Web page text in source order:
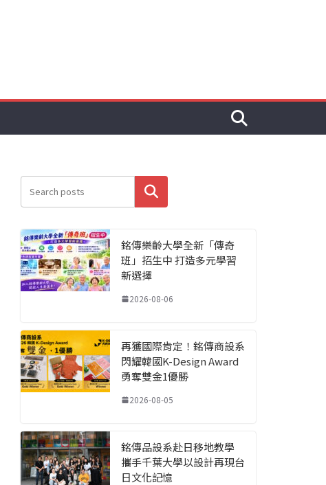
搜尋
銘傳樂齡大學全新「傳奇
班」招生中 打造多元學習
新選擇
2026-08-06
再獲國際肯定！銘傳商設系
閃耀韓國K-Design Award
勇奪雙金1優勝
2026-08-05
銘傳品設系赴日移地教學
攜手千葉大學以設計再現台
日文化記憶